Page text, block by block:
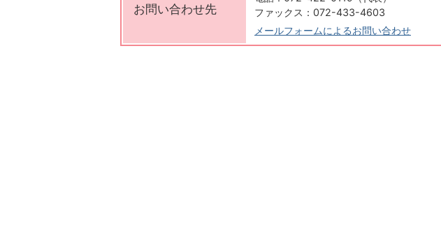
お問い合わせ先
ファックス：072-433-4603
メールフォームによるお問い合わせ